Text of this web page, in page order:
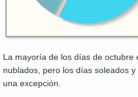
La mayoría de los días de octubre
nublados, pero los días soleados
una excepción.